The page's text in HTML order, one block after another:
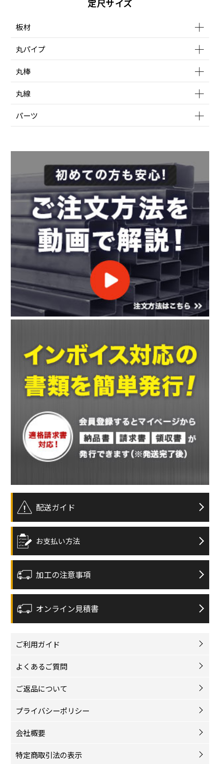
定尺サイズ
板材
丸パイプ
丸棒
丸線
パーツ
配送ガイド
お支払い方法
加工の注意事項
オンライン見積書
ご利用ガイド
よくあるご質問
ご返品について
プライバシーポリシー
会社概要
特定商取引法の表示